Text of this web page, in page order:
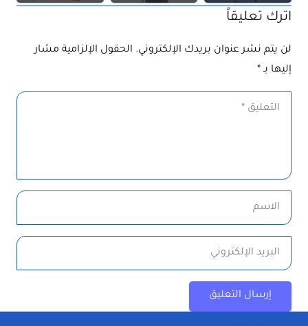
اترك تعليقاً
لن يتم نشر عنوان بريدك الإلكتروني. الحقول الإلزامية مشار
إليها بـ*
إرسال التعليق